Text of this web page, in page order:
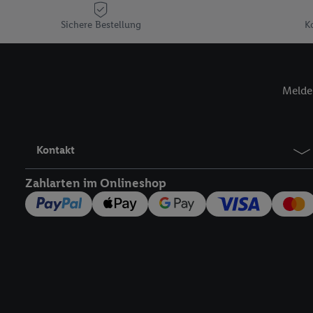
Sichere Bestellung
Kontakt
Zahlarten im Onlineshop
Plus-Konto einloggen,
Verantwortlichkeit mit
zu erstellen (die
Hierzu wird von uns
Adresse in
Zudem erlauben Sie
den Lidl-Diensten
Wenn das der Fall ist,
Insbesondere können
werden, damit wir
Nutzung der Utiq-
widerrufen - jederzeit
Telekommunikations-
die Lidl-Dienste)